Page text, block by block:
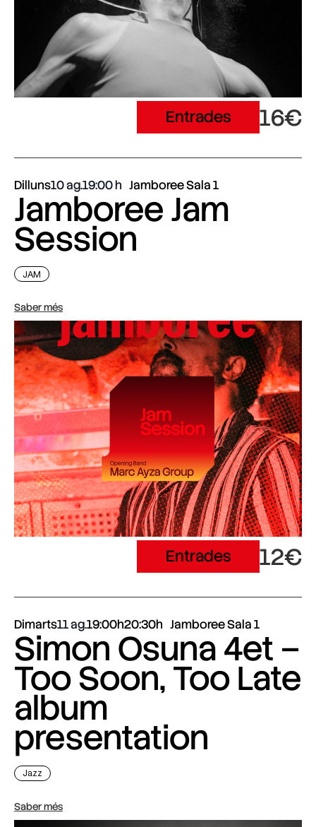
Entrades 16€
Dilluns10 ag.19:00 Jamboree Sala 1
Jamboree Jam
Session
JAM
Saber més
Entrades 12€
Dimarts11 ag.19:00h20:30h Jamboree Sala 1
Simon Osuna 4et –
Too Soon, Too Late
album
presentation
Jazz
Saber més